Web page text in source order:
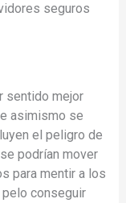
seguros
sentido mejor
asimismo se
el peligro de
podrí­an mover
para mentir a los
conseguir